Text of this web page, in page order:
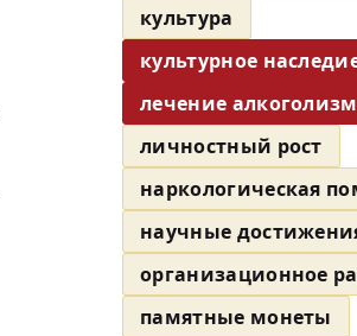
культура
культурное
лечение
личностный рост
наркологическая
научные
организационное
памятные монеты